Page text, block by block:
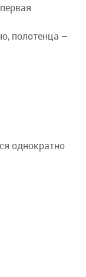
полотенца –
однократно